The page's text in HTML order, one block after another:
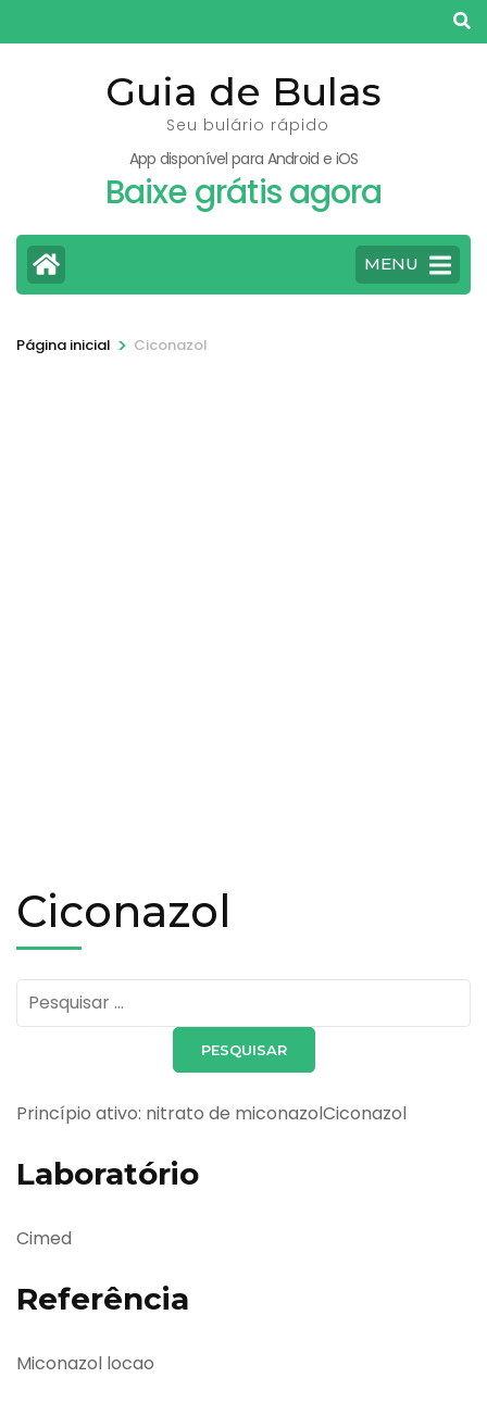
para
Guia de Bulas
Seu bulário rápido
App disponível para Android e iOS
Baixe grátis agora
MENU
Página inicial > Ciconazol
Ciconazol
Pesquisar
por:
Princípio ativo: nitrato de miconazolCiconazol
Laboratório
Cimed
Referência
Miconazol locao